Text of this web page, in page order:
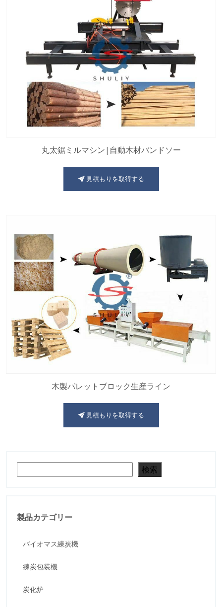
検索
製品カテゴリー
バイオマス練炭機
練炭包装機
炭化炉
丸太鋸ミルマシン|自動木材バンドソー
見積もりを取得する
木製パレットブロック生産ライン
見積もりを取得する